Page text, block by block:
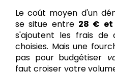
Le coût moyen d'un
se situe entre 28 € et
s'ajoutent les frais de
choisies. Mais une
pas pour budgétiser
faut croiser votre